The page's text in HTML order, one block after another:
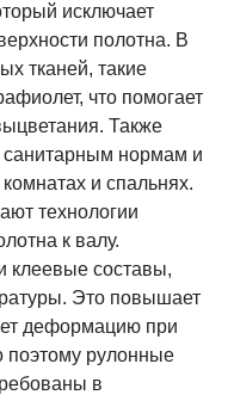
исключает
полотна. В
тканей, такие
что помогает
Также
санитарным нормам и
комнатах и спальнях.
технологии
к валу.
клеевые составы,
Это повышает
деформацию при
поэтому рулонные
в